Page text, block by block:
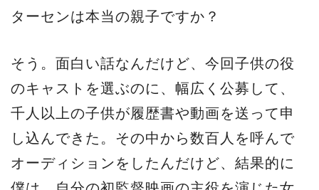
ターセンは本当の親子ですか？
そう。面白い話なんだけど、今回子供の役
のキャストを選ぶのに、幅広く公募して、
千人以上の子供が履歴書や動画を送って申
し込んできた。その中から数百人を呼んで
オーディションをしたんだけど、結果的に